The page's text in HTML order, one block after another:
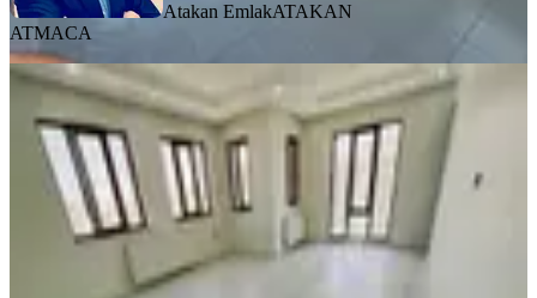
Atakan EmlakATAKAN
ATMACA
BALKONLU
Kıvanç Gayrimenkul'den Fahri
Kayahanda Kiralık 3+1 Daire
Yeşilyurt, Turgut Özal Mahallesi
3+1·175 m²· 6. Kat 06.08.2026
21.000 ₺